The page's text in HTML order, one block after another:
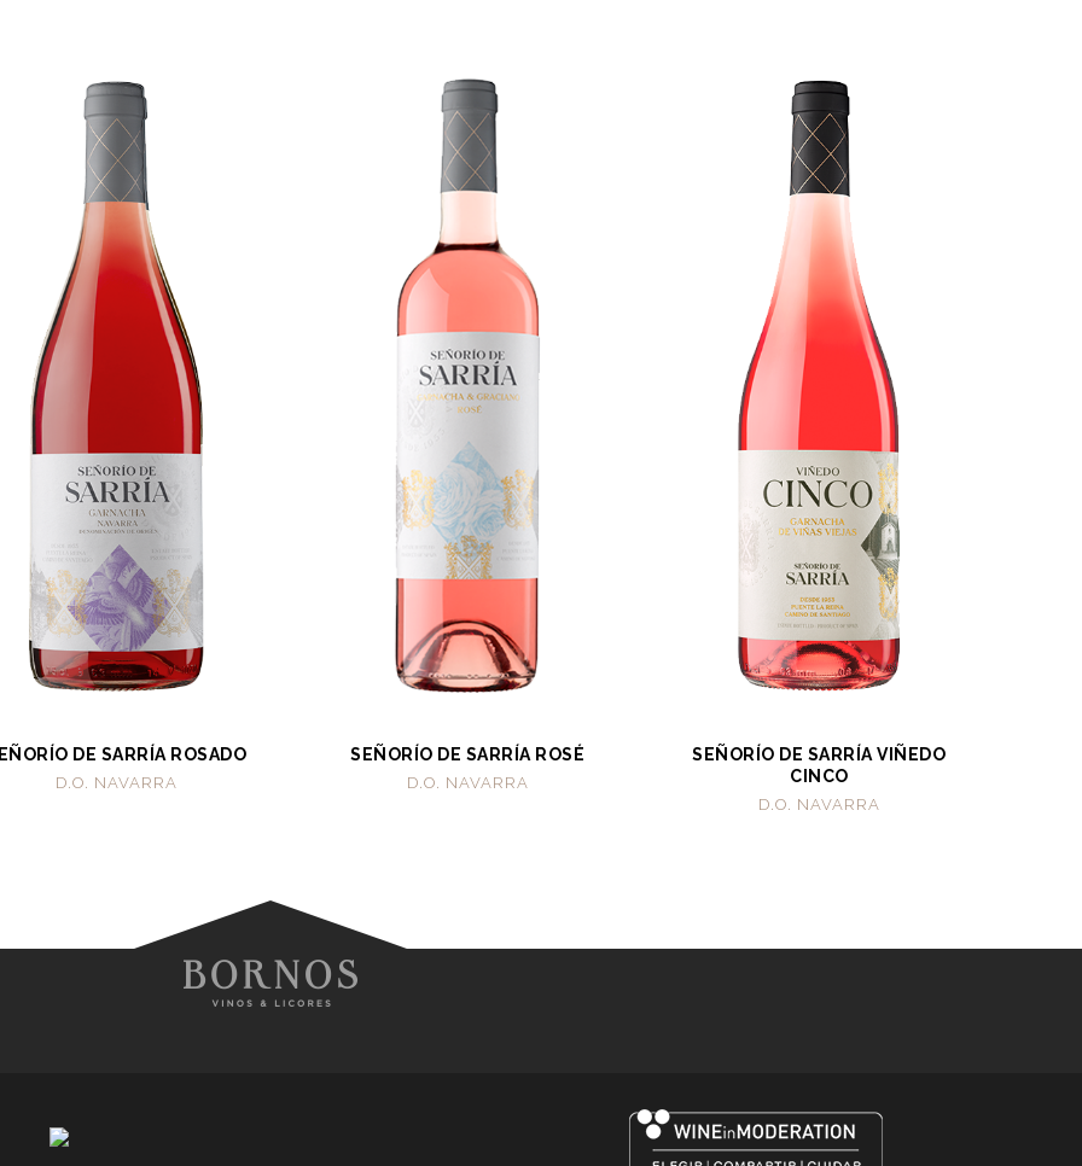
DE SARRÍA ROSADO
D.O. NAVARRA
SEÑORÍO DE SARRÍA ROSÉ
D.O. NAVARRA
SEÑORÍO DE SARRÍA VIÑEDO
CINCO
D.O. NAVARRA